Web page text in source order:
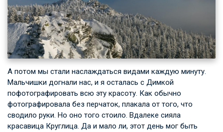
А потом мы стали наслаждаться видами каждую минуту.
Мальчишки догнали нас, и я осталась с Димкой
пофотографировать всю эту красоту. Как обычно
фотографировала без перчаток, плакала от того, что
сводило руки. Но оно того стоило. Вдалеке сияла
красавица Круглица. Да и мало ли, этот день мог быть